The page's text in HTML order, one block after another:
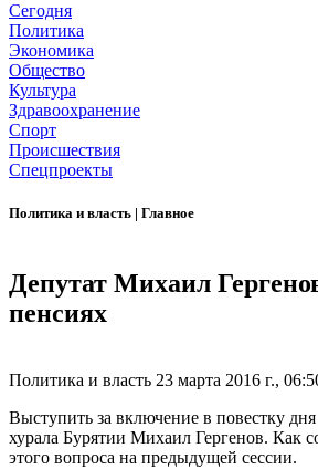
Сегодня
Политика
Экономика
Общество
Культура
Здравоохранение
Спорт
Происшествия
Спецпроекты
Политика и власть | Главное
Депутат Михаил
пенсиях
Политика и власть 23 марта 2016 г.,
Выступить за включение в повестку
хурала Бурятии Михаил Гергенов. Как
этого вопроса на предыдущей сессии.